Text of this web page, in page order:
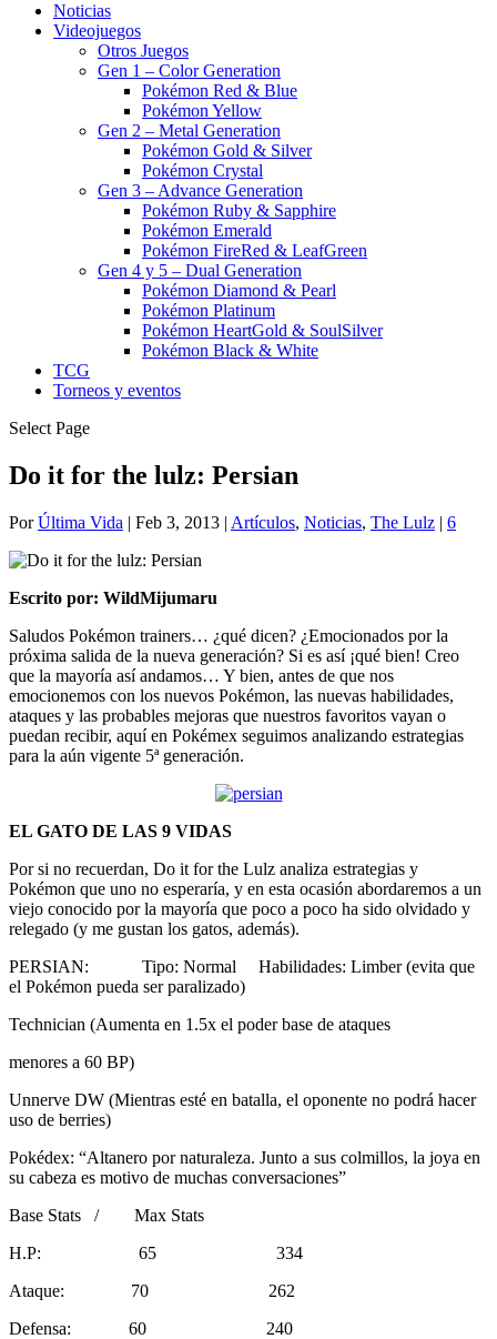
Noticias
Videojuegos
Otros Juegos
Gen 1 – Color Generation
Pokémon Red & Blue
Pokémon Yellow
Gen 2 – Metal Generation
Pokémon Gold & Silver
Pokémon Crystal
Gen 3 – Advance Generation
Pokémon Ruby & Sapphire
Pokémon Emerald
Pokémon FireRed & LeafGreen
Gen 4 y 5 – Dual Generation
Pokémon Diamond & Pearl
Pokémon Platinum
Pokémon HeartGold & SoulSilver
Pokémon Black & White
TCG
Torneos y eventos
Select Page
Do it for the lulz: Persian
PorÚltima Vida | Feb 3, 2013 | Artículos, Noticias, The Lulz | 6
Escrito por: WildMijumaru
Saludos Pokémon trainers… ¿qué dicen? ¿Emocionados por la
próxima salida de la nueva generación? Si es así ¡qué bien! Creo
que la mayoría así andamos… Y bien, antes de que nos
emocionemos con los nuevos Pokémon, las nuevas habilidades,
ataques y las probables mejoras que nuestros favoritos vayan o
puedan recibir, aquí en Pokémex seguimos analizando estrategias
para la aún vigente 5ª generación.
EL GATO DE LAS 9 VIDAS
Por si no recuerdan, Do it for the Lulz analiza estrategias y
Pokémon que uno no esperaría, y en esta ocasión abordaremos a un
viejo conocido por la mayoría que poco a poco ha sido olvidado y
relegado (y me gustan los gatos, además).
PERSIAN: Tipo: Normal Habilidades: Limber (evita que
el Pokémon pueda ser paralizado)
Technician (Aumenta en 1.5x el poder base de ataques
menores a 60 BP)
Unnerve DW (Mientras esté en batalla, el oponente no podrá hacer
uso de berries)
Pokédex: “Altanero por naturaleza. Junto a sus colmillos, la joya en
su cabeza es motivo de muchas conversaciones”
Base Stats / Max Stats
H.P: 65 334
Ataque: 70 262
Defensa: 60 240